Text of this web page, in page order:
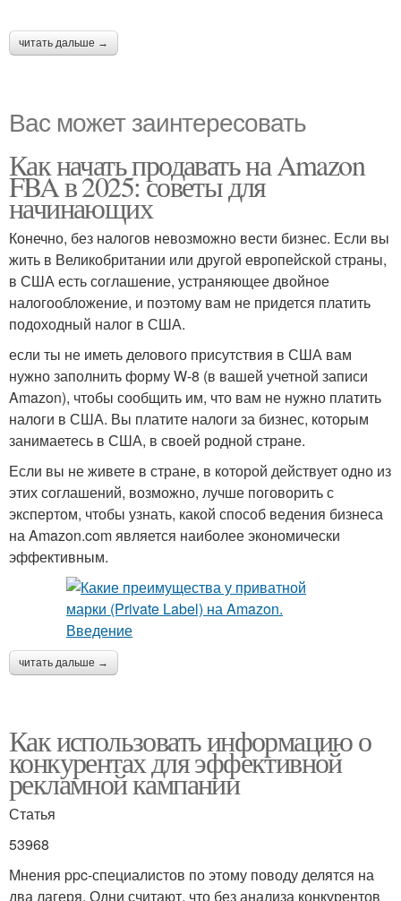
читать дальше →
Вас может заинтересовать
Как начать продавать на Amazon
FBA в 2025: советы для
начинающих
Конечно, без налогов невозможно вести бизнес. Если вы
жить в Великобритании или другой европейской страны,
в США есть соглашение, устраняющее двойное
налогообложение, и поэтому вам не придется платить
подоходный налог в США.
если ты не иметь делового присутствия в США вам
нужно заполнить форму W-8 (в вашей учетной записи
Amazon), чтобы сообщить им, что вам не нужно платить
налоги в США. Вы платите налоги за бизнес, которым
занимаетесь в США, в своей родной стране.
Если вы не живете в стране, в которой действует одно из
этих соглашений, возможно, лучше поговорить с
экспертом, чтобы узнать, какой способ ведения бизнеса
на Amazon.com является наиболее экономически
эффективным.
читать дальше →
Как использовать информацию о
конкурентах для эффективной
рекламной кампании
Статья
53968
Мнения ppc-специалистов по этому поводу делятся на
два лагеря. Одни считают, что без анализа конкурентов